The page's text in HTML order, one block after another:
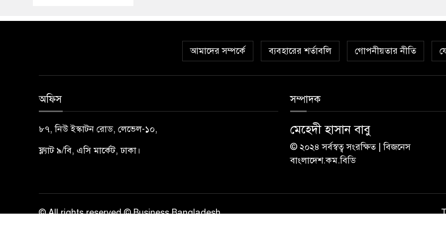
আমাদের সম্পর্কে ব্যবহারের শর্তাবলি গোপনীয়তার নীতি
অফিস
৮৭, নিউ ইস্কাটন রোড, লেভেল-১০,
ফ্ল্যাট ৯/বি, এসি মার্কেট, ঢাকা।
সম্পাদক
মেহেদী হাসান বাবু
© ২০২৪ সর্বস্বত্ব সংরক্ষিত | বিজনেস
বাংলাদেশ.কম.বিডি
© All rights reserved © Business Bangladesh